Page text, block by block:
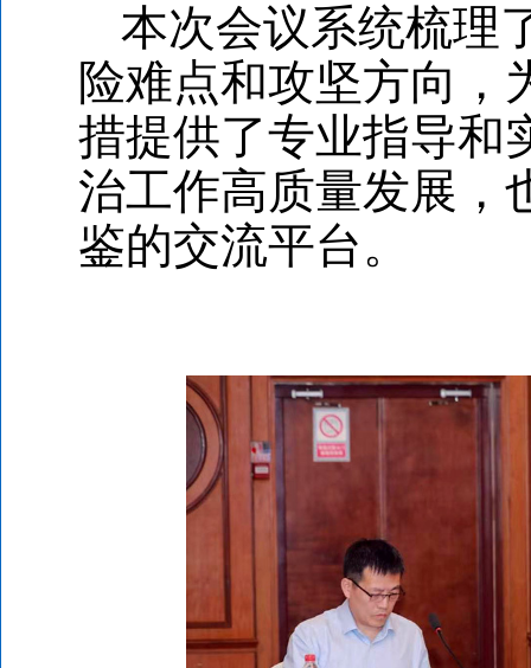
本次会议系统梳理
险难点和攻坚方向，
措提供了专业指导和
治工作高质量发展，
鉴的交流平台。